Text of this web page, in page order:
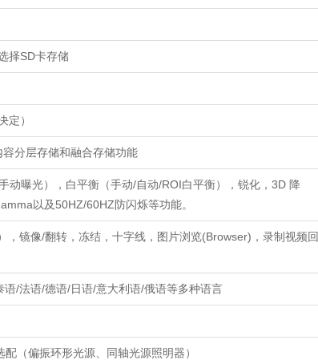
择SD卡存储
定）
分层存储和融合存储功能
动曝光），白平衡（手动/自动/ROI白平衡），锐化，3D 降
以及50HZ/60HZ防闪烁等功能。
，镜像/翻转，冻结，十字线，图片浏览(Browser)，录制视频回
/法语/德语/日语/意大利语/俄语等多种语言
（偏振环形光源、同轴光源照明器）